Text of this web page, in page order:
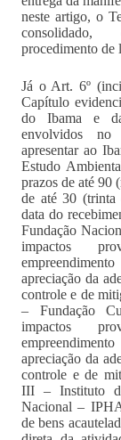
neste artigo, o
consolidado,
procedimento de
Já o Art. 6º
Capítulo
do Ibama e
envolvidos no
apresentar ao
Estudo
prazos de até 90
de até 30 (trinta
data do
Fundação
impactos
apreciação da
controle e de
– Fundação
impactos
apreciação da
controle e de
III – Instituto
Nacional –
de bens